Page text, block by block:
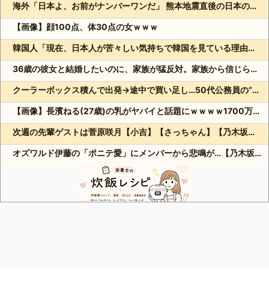
海外「日本よ、お前がナンバーワンだ」 熊本地震直後の日本の対応のスピードに世界が衝撃
【画像】顔100点、体30点の女ｗｗｗ
韓国人「現在、日本人が苦々しい気持ちで韓国を見ている理由がこちら…」→「相当悔しがってるだろうな…（ﾌﾞﾙﾌﾞﾙ」＝韓国の反応
36歳の彼女と結婚したいのに、家族が猛反対。家族から信じられない言葉が飛び出した… 他
クーラーボックス積んで出発→途中で買い足し…50代公務員の“ドライブ”が地獄すぎた 他
【画像】長濱ねる(27歳)の乳がヤバイと話題にｗｗｗｗ1700万バズｗｗｗｗｗｗｗｗｗｗ 他
次週の先輩ゲストは菅原咲月【小吉】【さっちゃん】【乃木坂スター誕生！SIX】【乃木坂46】
オズワルド伊藤の「ポニテ愛」にメンバーから悲鳴が…【乃木坂スター誕生！SIX】【乃木坂46】